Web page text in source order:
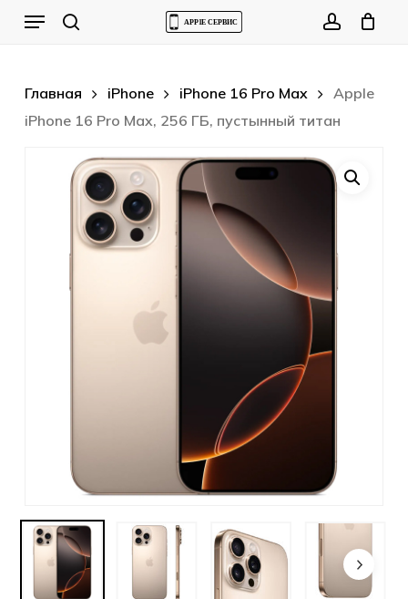
Menu
Главная iPhone iPhone 16 Pro Max
Apple
iPhone 16 Pro Max, 256 ГБ, пустынный титан